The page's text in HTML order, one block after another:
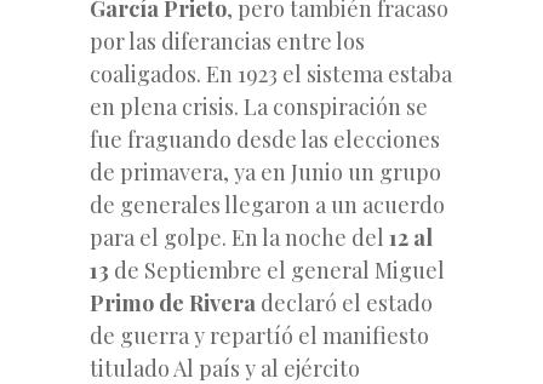
García Prieto, pero también fracaso
por las diferancias entre los
coaligados. En 1923 el sistema estaba
en plena crisis. La conspiración se
fue fraguando desde las elecciones
de primavera, ya en Junio un grupo
de generales llegaron a un acuerdo
para el golpe. En la noche del 12 al
13 de Septiembre el general Miguel
Primo de Rivera declaró el estado
de guerra y repartíó el manifiesto
titulado Al país y al ejército